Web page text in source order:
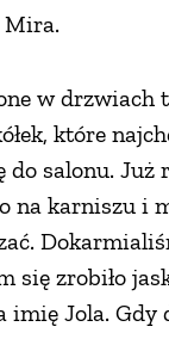
Mira.
w drzwiach
które
salonu. Już
na karniszu i
się zrobiło
imię Jola. Gdy